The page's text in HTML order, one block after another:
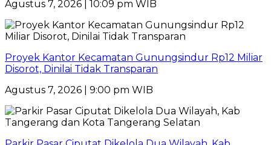
Agustus 7, 2026 | 10:09 pm WIB
Proyek Kantor Kecamatan Gunungsindur Rp12 Miliar
Disorot, Dinilai Tidak Transparan
Agustus 7, 2026 | 9:00 pm WIB